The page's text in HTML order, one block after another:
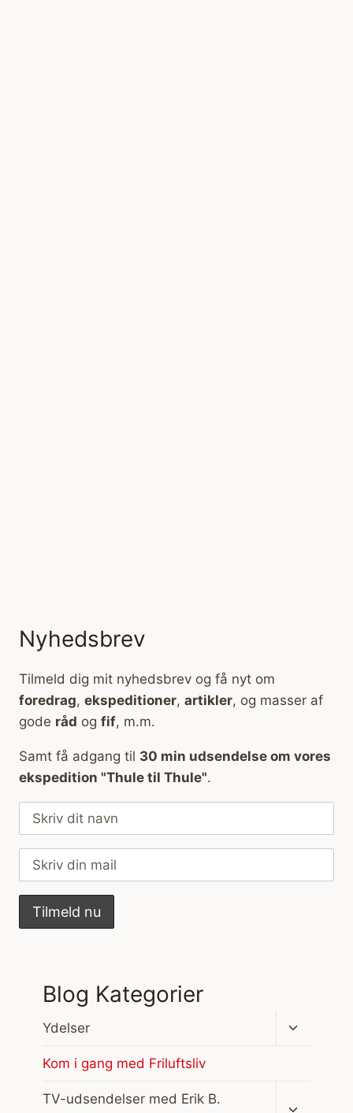
Nyhedsbrev
Tilmeld dig mit nyhedsbrev og få nyt om
foredrag, ekspeditioner, artikler, og masser af
gode råd og fif, m.m.
Samt få adgang til 30 min udsendelse om vores
ekspedition "Thule til Thule".
Blog Kategorier
Ydelser
Skift
Kom i gang med Friluftsliv
TV-udsendelser med Erik B.